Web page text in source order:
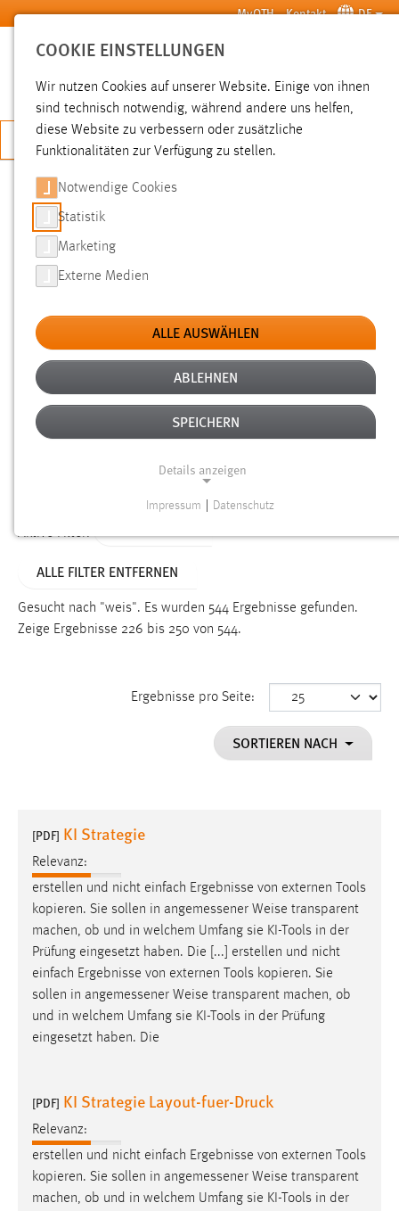
Zum Hauptinhalt springen MyOTH Kontakt DE
SUCHE
JETZT BEWERBEN
SUCHE
FILTER
Typ
Erstellungsdatum
Alter
Aktive Filter:
ALLE FILTER ENTFERNEN
Gesucht nach "weis". Es wurden 544 Ergebnisse gefunden.
Zeige Ergebnisse 226 bis 250 von 544.
Ergebnisse pro Seite:
SORTIEREN NACH
[PDF] KI Strategie
Relevanz:
erstellen und nicht einfach Ergebnisse von externen Tools
kopieren. Sie sollen in angemessener Weise transparent
machen, ob und in welchem Umfang sie KI-Tools in der
Prüfung eingesetzt haben. Die [...] erstellen und nicht
einfach Ergebnisse von externen Tools kopieren. Sie
sollen in angemessener Weise transparent machen, ob
und in welchem Umfang sie KI-Tools in der Prüfung
eingesetzt haben. Die
[PDF] KI Strategie Layout-fuer-Druck
Relevanz:
erstellen und nicht einfach Ergebnisse von externen Tools
kopieren. Sie sollen in angemessener Weise transparent
machen, ob und in welchem Umfang sie KI-Tools in der
COOKIE EINSTELLUNGEN
Wir nutzen Cookies auf unserer Website. Einige von ihnen
sind technisch notwendig, während andere uns helfen,
diese Website zu verbessern oder zusätzliche
Funktionalitäten zur Verfügung zu stellen.
Notwendige Cookies
Statistik
Marketing
Externe Medien
ALLE AUSWÄHLEN
ABLEHNEN
SPEICHERN
Details anzeigen
Funktionen und sind für die einwandfreie Funktion der
Einverständnis
cookie_consent
Dieser Cookie speichert die ausgewählten Einverständnis-
Performance
Name:
Zweck:
Für performante Seitenauslieferung wird in diesem Cookie
gespeichert, ob man eingeloggt ist.
Sprachpräferenz
site-language-preference
Zweck:
Das Cookie speichert die gewählte Sprache der Website.
Cookie Laufzeit:
30 Tage
Impressum Datenschutz